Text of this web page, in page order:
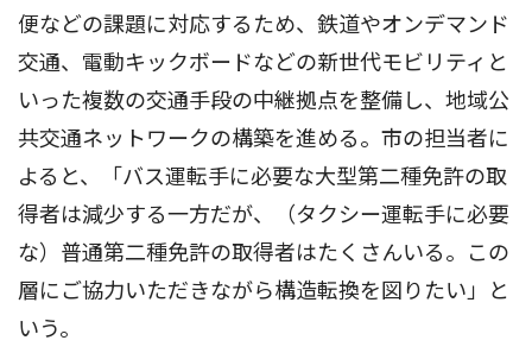
便などの課題に対応するため、鉄道やオンデマンド
交通、電動キックボードなどの新世代モビリティと
いった複数の交通手段の中継拠点を整備し、地域公
共交通ネットワークの構築を進める。市の担当者に
よると、「バス運転手に必要な大型第二種免許の取
得者は減少する一方だが、（タクシー運転手に必要
な）普通第二種免許の取得者はたくさんいる。この
層にご協力いただきながら構造転換を図りたい」と
いう。